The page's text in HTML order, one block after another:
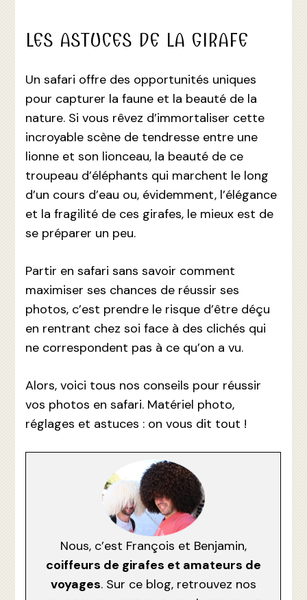
LES ASTUCES DE LA GIRAFE
Un safari offre des opportunités uniques
pour capturer la faune et la beauté de la
nature. Si vous rêvez d’immortaliser cette
incroyable scène de tendresse entre une
lionne et son lionceau, la beauté de ce
troupeau d’éléphants qui marchent le long
d’un cours d’eau ou, évidemment, l’élégance
et la fragilité de ces girafes, le mieux est de
se préparer un peu.
Partir en safari sans savoir comment
maximiser ses chances de réussir ses
photos, c’est prendre le risque d’être déçu
en rentrant chez soi face à des clichés qui
ne correspondent pas à ce qu’on a vu.
Alors, voici tous nos conseils pour réussir
vos photos en safari. Matériel photo,
réglages et astuces : on vous dit tout !
Nous, c’est François et Benjamin,
coiffeurs de girafes et amateurs de
voyages. Sur ce blog, retrouvez nos